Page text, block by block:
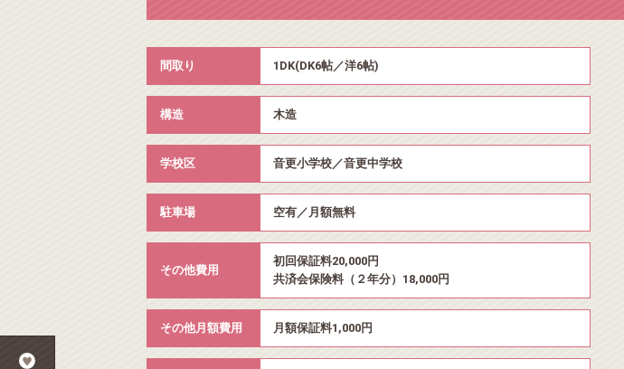
間取り 1DK(DK6帖／洋6帖)
構造 木造
学校区 音更小学校／音更中学校
駐車場 空有／月額無料
その他費用
初回保証料20,000円
共済会保険料（２年分）18,000円
その他月額費用 月額保証料1,000円